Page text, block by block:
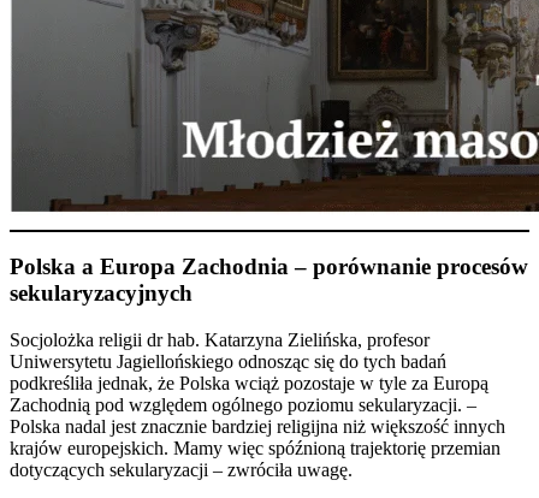
Polska a Europa Zachodnia – porównanie procesów
sekularyzacyjnych
Socjolożka religii dr hab. Katarzyna Zielińska, profesor
Uniwersytetu Jagiellońskiego odnosząc się do tych badań
podkreśliła jednak, że Polska wciąż pozostaje w tyle za Europą
Zachodnią pod względem ogólnego poziomu sekularyzacji. –
Polska nadal jest znacznie bardziej religijna niż większość innych
krajów europejskich. Mamy więc spóźnioną trajektorię przemian
dotyczących sekularyzacji – zwróciła uwagę.